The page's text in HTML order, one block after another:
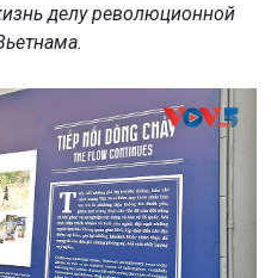
делу революционной